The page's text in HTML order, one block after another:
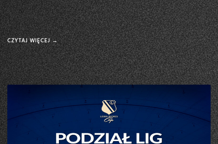
CZYTAJ WIĘCEJ →